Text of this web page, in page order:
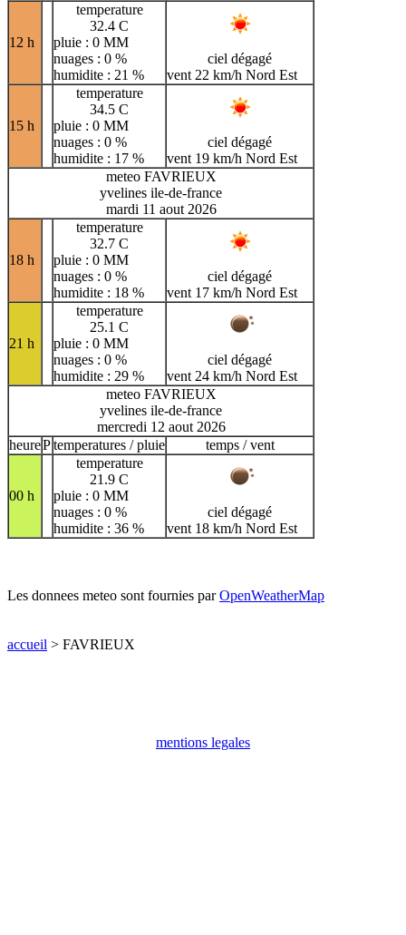
12 h
temperature
32.4 C
pluie : 0 MM
nuages : 0 %
humidite : 21 %
ciel dégagé
vent 22 km/h Nord Est
15 h
temperature
34.5 C
pluie : 0 MM
nuages : 0 %
humidite : 17 %
ciel dégagé
vent 19 km/h Nord Est
meteo FAVRIEUX
yvelines ile-de-france
mardi 11 aout 2026
18 h
temperature
32.7 C
pluie : 0 MM
nuages : 0 %
humidite : 18 %
ciel dégagé
vent 17 km/h Nord Est
21 h
temperature
25.1 C
pluie : 0 MM
nuages : 0 %
humidite : 29 %
ciel dégagé
vent 24 km/h Nord Est
meteo FAVRIEUX
yvelines ile-de-france
mercredi 12 aout 2026
heurePtemperatures / pluie temps / vent
00 h
temperature
21.9 C
pluie : 0 MM
nuages : 0 %
humidite : 36 %
ciel dégagé
vent 18 km/h Nord Est
Les donnees meteo sont fournies parOpenWeatherMap
accueil > FAVRIEUX
mentions legales